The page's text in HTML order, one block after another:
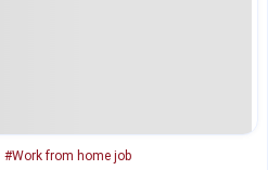
#Work from home job